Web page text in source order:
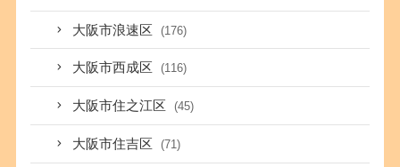
大阪市浪速区 (176)
大阪市西成区 (116)
大阪市住之江区 (45)
大阪市住吉区 (71)